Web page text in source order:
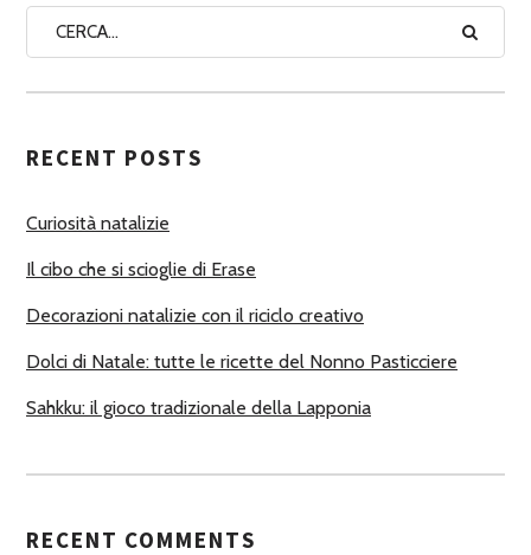
A
U
O
I
RECENT POSTS
Curiosità natalizie
Il cibo che si scioglie di Erase
Decorazioni natalizie con il riciclo creativo
Dolci di Natale: tutte le ricette del Nonno Pasticciere
Sahkku: il gioco tradizionale della Lapponia
RECENT COMMENTS